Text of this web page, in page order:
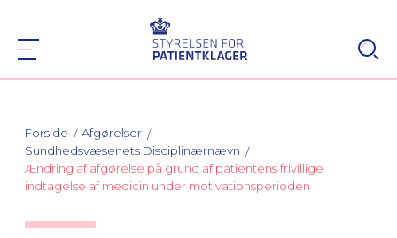
Forside
Afgørelser
Sundhedsvæsenets Disciplinærnævn
Ændring af afgørelse på grund af patientens frivillige
indtagelse af medicin under motivationsperioden